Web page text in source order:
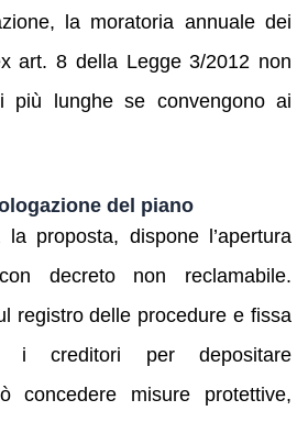
la moratoria annuale dei
art. 8 della Legge 3/2012 non
più lunghe se convengono ai
del piano
proposta, dispone l’apertura
decreto non reclamabile.
registro delle procedure e fissa
i creditori per depositare
concedere misure protettive,